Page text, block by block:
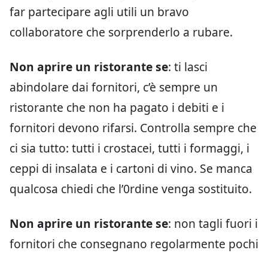
far partecipare agli utili un bravo
collaboratore che sorprenderlo a rubare.
Non aprire un ristorante se: ti lasci
abindolare dai fornitori, c’è sempre un
ristorante che non ha pagato i debiti e i
fornitori devono rifarsi. Controlla sempre che
ci sia tutto: tutti i crostacei, tutti i formaggi, i
ceppi di insalata e i cartoni di vino. Se manca
qualcosa chiedi che l’0rdine venga sostituito.
Non aprire un ristorante se: non tagli fuori i
fornitori che consegnano regolarmente pochi